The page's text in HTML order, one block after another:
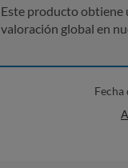
Este producto obtiene
valoración global en
Fecha